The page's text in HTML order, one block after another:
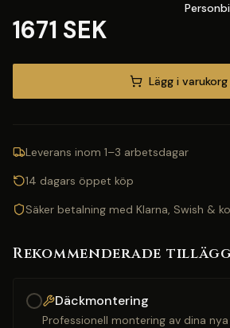
1671 SEK
Lägg i varukorg
Leverans inom 1–3 arbetsdagar
14 dagars öppet köp
Säker betalning med Klarna, Swish &
Rekommenderade
Däckmontering
Professionell montering av dina